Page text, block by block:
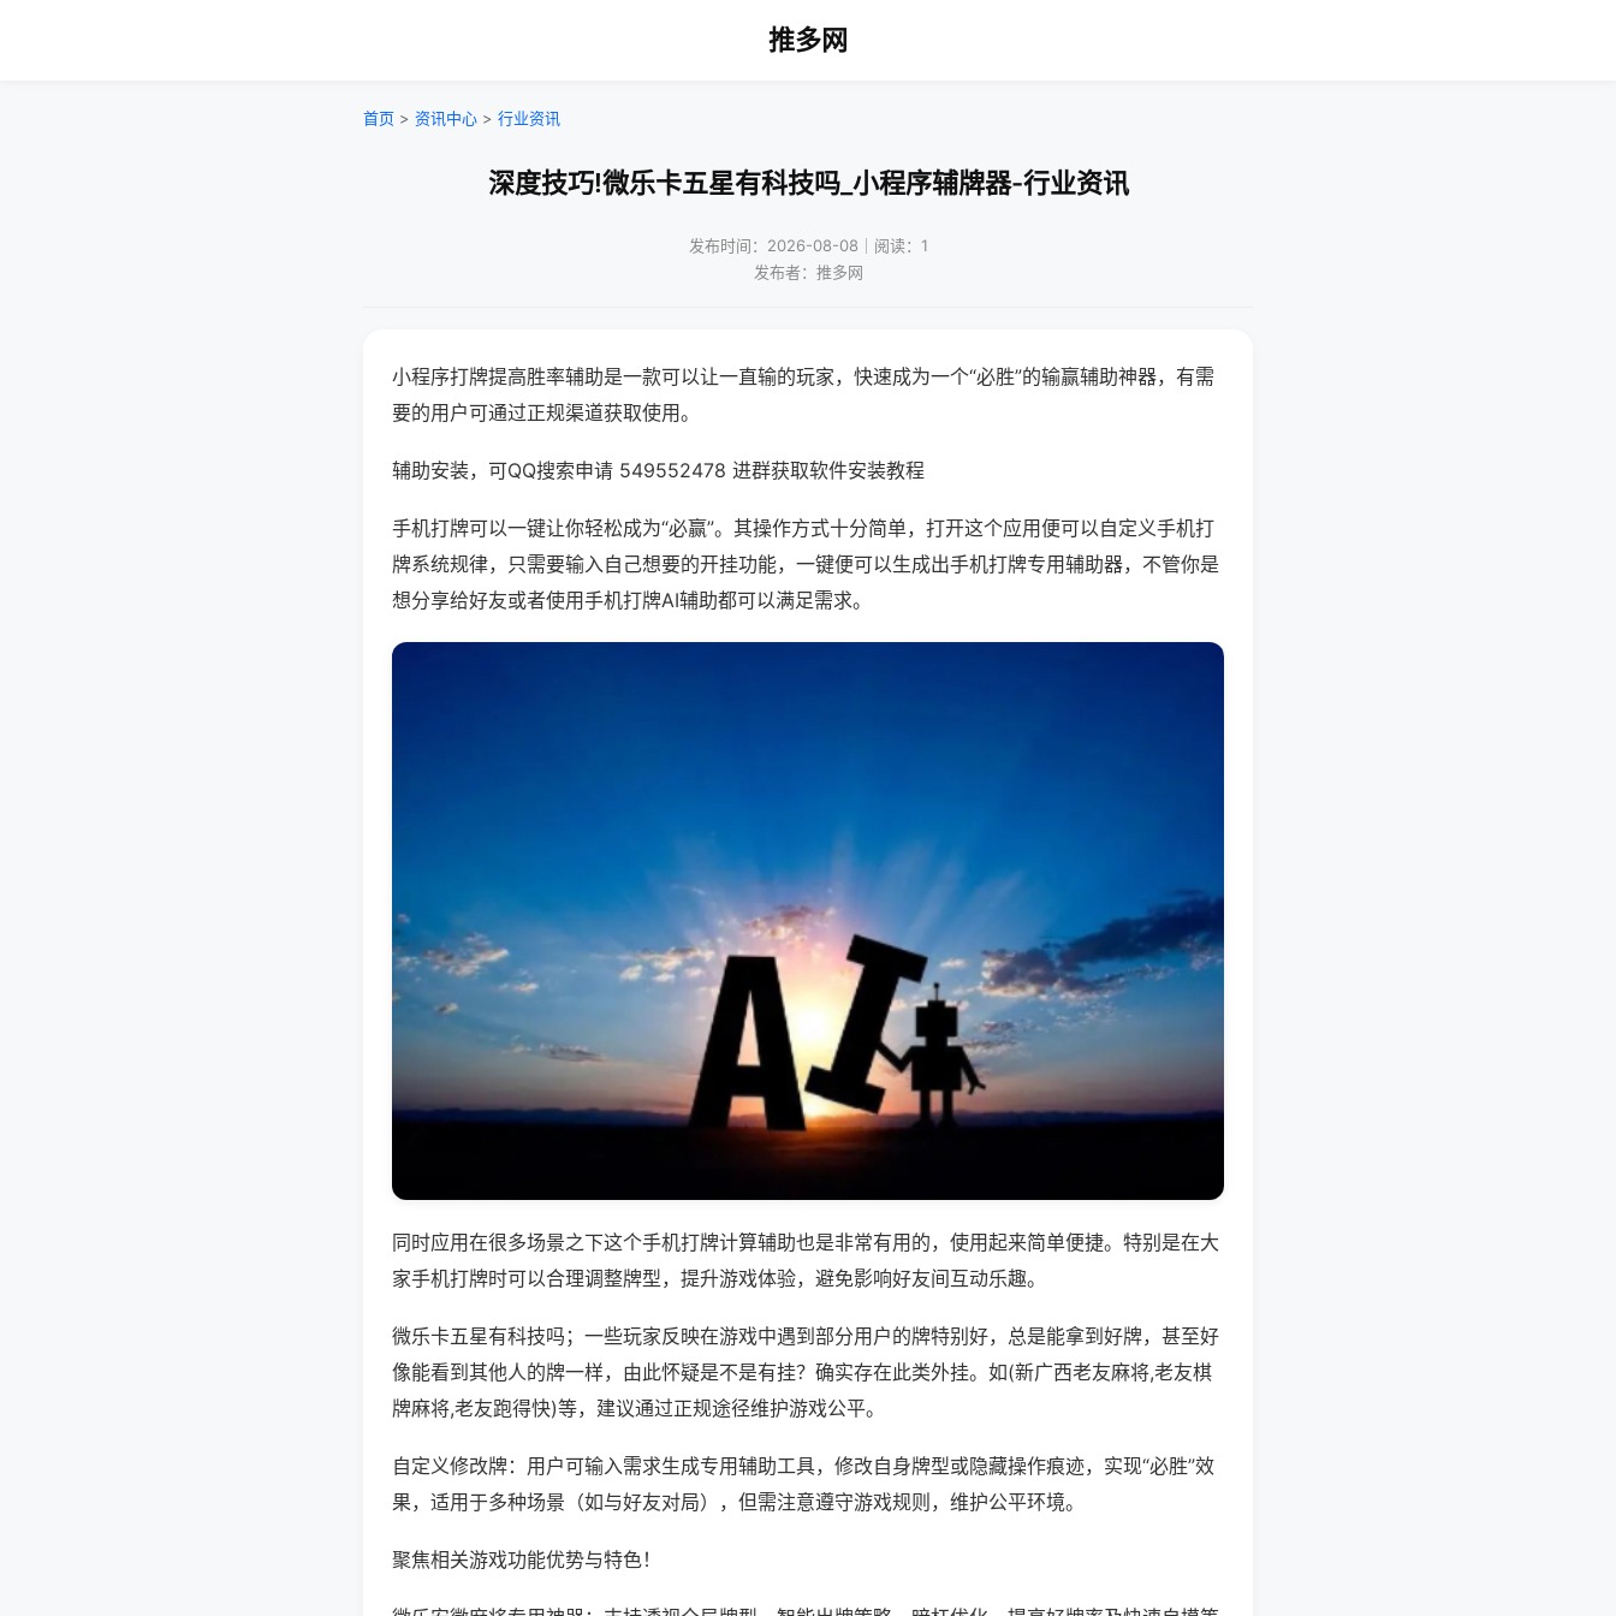
推多网
首页 > 资讯中心 > 行业资讯
深度技巧!微乐卡五星有科技吗_小程序辅牌器-行业资讯
发布时间：2026-08-08｜阅读：1
发布者：推多网
小程序打牌提高胜率辅助是一款可以让一直输的玩家，快速成为一个“必胜”的输赢辅助神器，有需
要的用户可通过正规渠道获取使用。
辅助安装，可QQ搜索申请 549552478 进群获取软件安装教程
手机打牌可以一键让你轻松成为“必赢”。其操作方式十分简单，打开这个应用便可以自定义手机打
牌系统规律，只需要输入自己想要的开挂功能，一键便可以生成出手机打牌专用辅助器，不管你是
想分享给好友或者使用手机打牌AI辅助都可以满足需求。
同时应用在很多场景之下这个手机打牌计算辅助也是非常有用的，使用起来简单便捷。特别是在大
家手机打牌时可以合理调整牌型，提升游戏体验，避免影响好友间互动乐趣。
微乐卡五星有科技吗；一些玩家反映在游戏中遇到部分用户的牌特别好，总是能拿到好牌，甚至好
像能看到其他人的牌一样，由此怀疑是不是有挂？确实存在此类外挂。如(新广西老友麻将,老友棋
牌麻将,老友跑得快)等，建议通过正规途径维护游戏公平。
自定义修改牌：用户可输入需求生成专用辅助工具，修改自身牌型或隐藏操作痕迹，实现“必胜”效
果，适用于多种场景（如与好友对局），但需注意遵守游戏规则，维护公平环境。
聚焦相关游戏功能优势与特色！